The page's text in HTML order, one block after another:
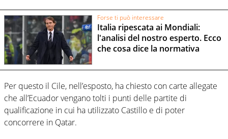
Forse ti può interessare
Italia ripescata ai Mondiali:
l'analisi del nostro esperto. Ecco
che cosa dice la normativa
Per questo il Cile, nell’esposto, ha chiesto con carte allegate
che all’Ecuador vengano tolti i punti delle partite di
qualificazione in cui ha utilizzato Castillo e di poter
concorrere in Qatar.